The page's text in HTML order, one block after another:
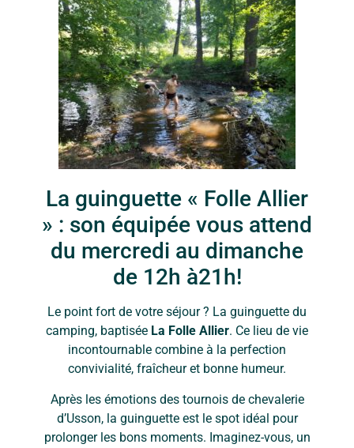
La guinguette « Folle Allier
» : son équipée vous attend
du mercredi au dimanche
de 12h à21h!
Le point fort de votre séjour ? La guinguette du
camping, baptisée La Folle Allier. Ce lieu de vie
incontournable combine à la perfection
convivialité, fraîcheur et bonne humeur.
Après les émotions des tournois de chevalerie
d’Usson, la guinguette est le spot idéal pour
prolonger les bons moments. Imaginez-vous, un